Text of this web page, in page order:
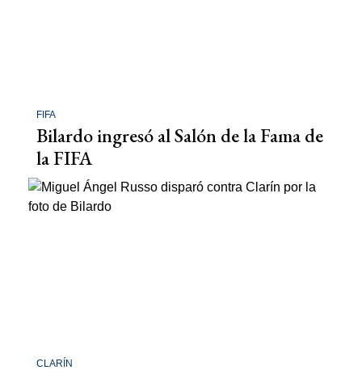
FIFA
Bilardo ingresó al Salón de la Fama de
la FIFA
CLARÍN